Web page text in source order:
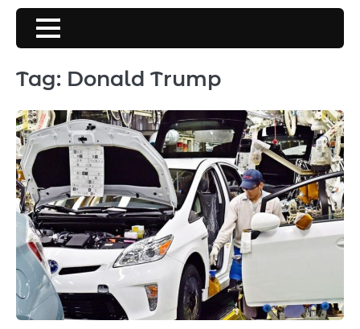
Skip
content
Tag: Donald Trump